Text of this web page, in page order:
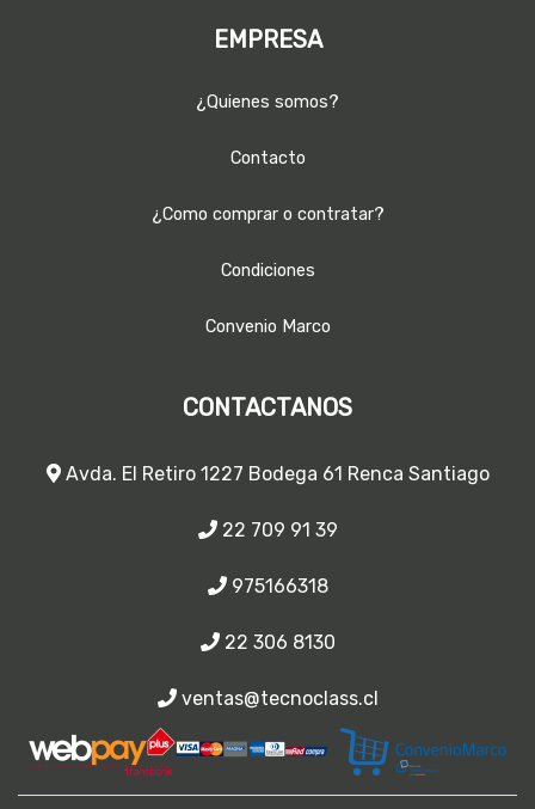
EMPRESA
¿Quienes somos?
Contacto
¿Como comprar o contratar?
Condiciones
Convenio Marco
CONTACTANOS
Avda. El Retiro 1227 Bodega 61 Renca Santiago
22 709 91 39
975166318
22 306 8130
ventas@tecnoclass.cl